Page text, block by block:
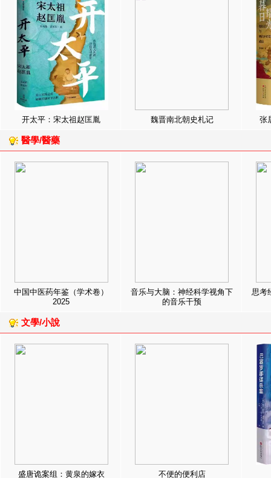
开太平：宋太祖赵匡胤 魏晋南北朝史札记 张
醫學/醫藥
中国中医药年鉴（学术卷）
2025
音乐与大脑：神经科学视角下
的音乐干预
思考
文學/小說
盛唐诡案组：黄泉的嫁衣 不便的便利店